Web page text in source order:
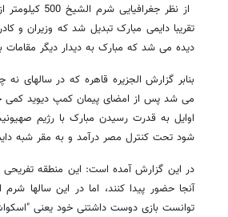
از نظر
تقریبا دایمی مبارک تبدیل شد که وزیران و
دیده می شد که مبارک به دیدار دیگر
بنابر گزارش الجزیره قاهره که در سالهای
اوایل به قدرت رسیدن مبارک با رژیم
شود تحت کنترل مصر درآمد و به مقر شبه
در این گزارش آمده است: این منطقه
آنجا حضور پیدا کنند، اما در این سالها
توانست بازی دوست داشتنی خود یعنی